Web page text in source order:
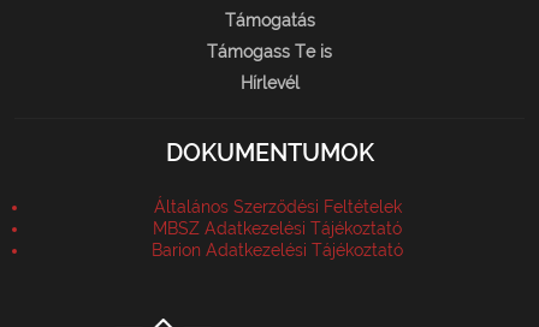
Támogatás
Támogass Te is
Hírlevél
DOKUMENTUMOK
Általános Szerződési Feltételek
MBSZ Adatkezelési Tájékoztató
Barion Adatkezelési Tájékoztató